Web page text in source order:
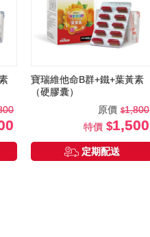
寶瑞維他命B群+鐵+葉黃素
（硬膠囊）
原價
1,800
特價
1,500
定期配送